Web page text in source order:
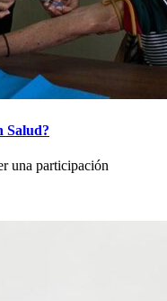
Salud?
una participación